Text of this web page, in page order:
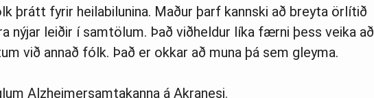
þrátt fyrir heilabilunina. Maður þarf kannski að breyta örlítið
nýjar leiðir í samtölum. Það viðheldur líka færni þess veika að
við annað fólk. Það er okkar að muna þá sem gleyma.
Alzheimersamtakanna á Akranesi.